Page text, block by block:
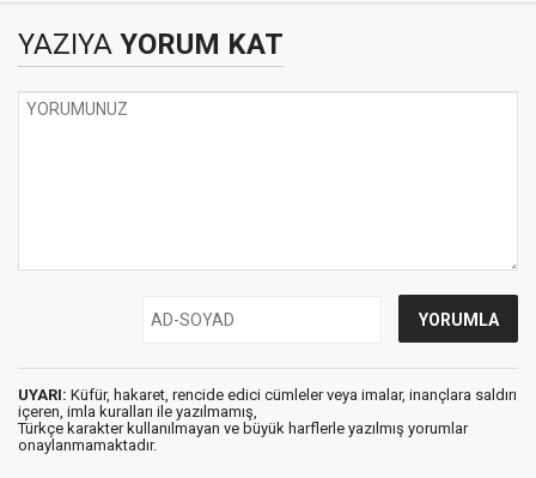
YAZIYA YORUM KAT
UYARI: Küfür, hakaret, rencide edici cümleler veya imalar, inançlara saldırı
içeren, imla kuralları ile yazılmamış,
Türkçe karakter kullanılmayan ve büyük harflerle yazılmış yorumlar
onaylanmamaktadır.